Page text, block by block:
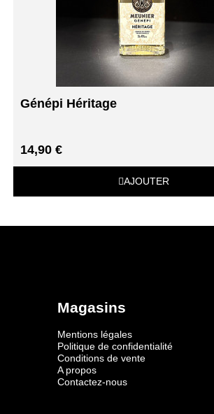
Génépi Héritage
14,90 €
AJOUTER
Magasins
Mentions légales
Politique de confidentialité
Conditions de vente
A propos
Contactez-nous